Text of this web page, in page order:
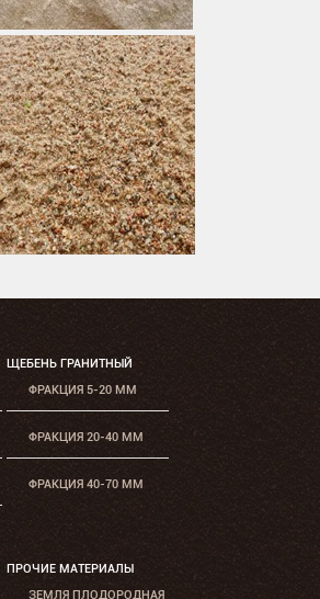
ЩЕБЕНЬ ГРАНИТНЫЙ
ФРАКЦИЯ 5-20 ММ
ФРАКЦИЯ 20-40 ММ
ФРАКЦИЯ 40-70 ММ
ПРОЧИЕ МАТЕРИАЛЫ
ЗЕМЛЯ ПЛОДОРОДНАЯ